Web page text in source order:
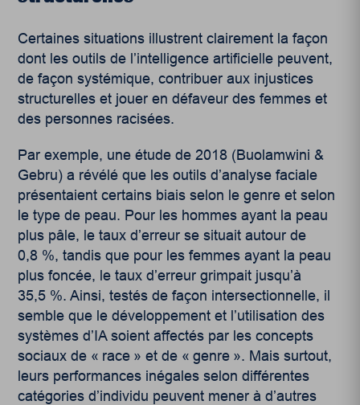
Certaines situations illustrent clairement la façon
dont les outils de l’intelligence artificielle peuvent,
de façon systémique, contribuer aux injustices
structurelles et jouer en défaveur des femmes et
des personnes racisées.
Par exemple, une étude de 2018 (Buolamwini &
Gebru) a révélé que les outils d’analyse faciale
présentaient certains biais selon le genre et selon
le type de peau. Pour les hommes ayant la peau
plus pâle, le taux d’erreur se situait autour de
0,8 %, tandis que pour les femmes ayant la peau
plus foncée, le taux d’erreur grimpait jusqu’à
35,5 %. Ainsi, testés de façon intersectionnelle, il
semble que le développement et l’utilisation des
systèmes d’IA soient affectés par les concepts
sociaux de « race » et de « genre ». Mais surtout,
leurs performances inégales selon différentes
catégories d’individu peuvent mener à d’autres